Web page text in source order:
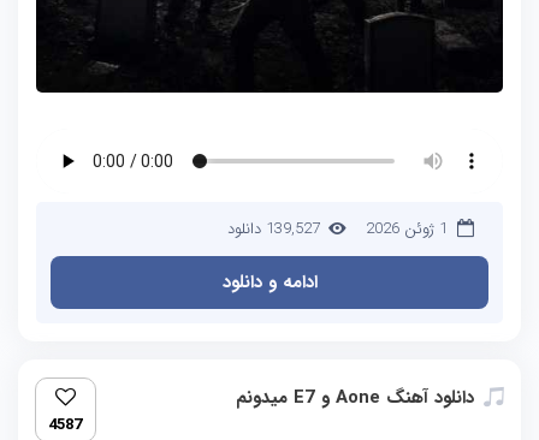
1 ژوئن 2026 139,527 دانلود
ادامه و دانلود
دانلود آهنگ Aone و E7 میدونم
4587